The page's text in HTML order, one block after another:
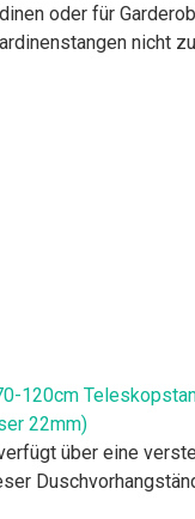
oder für
120cm
22mm)
über eine